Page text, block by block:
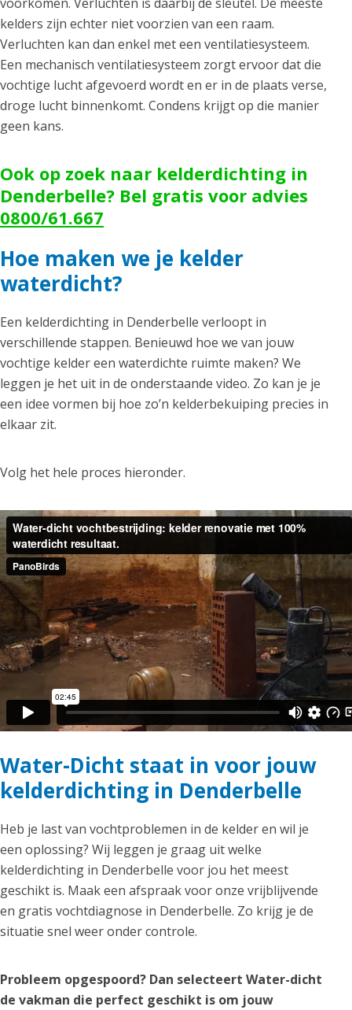
kelders zijn echter niet voorzien van een raam.
Verluchten kan dan enkel met een ventilatiesysteem.
Een mechanisch ventilatiesysteem zorgt ervoor dat die
vochtige lucht afgevoerd wordt en er in de plaats verse,
droge lucht binnenkomt. Condens krijgt op die manier
geen kans.
Ook op zoek naar kelderdichting in
Denderbelle? Bel gratis voor advies
0800/61.667
Hoe maken we je kelder
waterdicht?
Een kelderdichting in Denderbelle verloopt in
verschillende stappen. Benieuwd hoe we van jouw
vochtige kelder een waterdichte ruimte maken? We
leggen je het uit in de onderstaande video. Zo kan je je
een idee vormen bij hoe zo’n kelderbekuiping precies in
elkaar zit.
Volg het hele proces hieronder.
Water-Dicht staat in voor jouw
kelderdichting in Denderbelle
Heb je last van vochtproblemen in de kelder en wil je
een oplossing? Wij leggen je graag uit welke
kelderdichting in Denderbelle voor jou het meest
geschikt is. Maak een afspraak voor onze vrijblijvende
en gratis vochtdiagnose in Denderbelle. Zo krijg je de
situatie snel weer onder controle.
Probleem opgespoord? Dan selecteert Water-dicht
de vakman die perfect geschikt is om jouw